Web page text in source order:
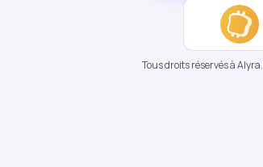
Tous droits réservés à Alyra.